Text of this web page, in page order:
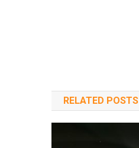
RELATED POSTS